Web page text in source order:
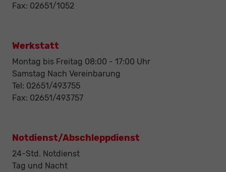
Fax: 02651/1052
Werkstatt
Montag bis Freitag 08:00 - 17:00 Uhr
Samstag Nach Vereinbarung
Tel: 02651/493755
Fax: 02651/493757
Notdienst/Abschleppdienst
24-Std. Notdienst
Tag und Nacht